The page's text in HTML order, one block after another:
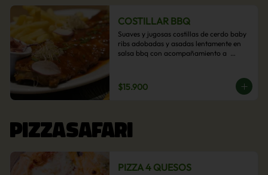
COSTILLAR BBQ
Suaves y jugosas costillas de cerdo baby
ribs adobadas y asadas lentamente en
salsa bbq con acompañamiento a
salteadas, Papas parmentier, Papas
fritas, Arroz blanco.
$15.900
PIZZASAFARI
PIZZA 4 QUESOS